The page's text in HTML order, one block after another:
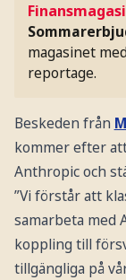
magasinet
reportage.
Beskeden från
kommer efter
Anthropic och
”Vi förstår att
samarbeta med
koppling till
tillgängliga på